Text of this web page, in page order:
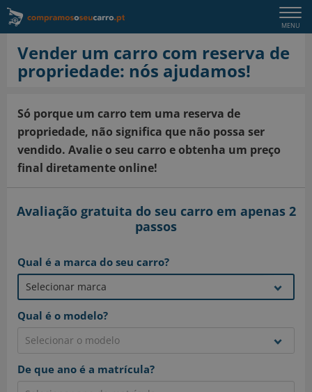
MENU
Vender um carro com reserva de
propriedade: nós ajudamos!
Só porque um carro tem uma reserva de
propriedade, não significa que não possa ser
vendido. Avalie o seu carro e obtenha um preço
final diretamente online!
Avaliação gratuita do seu carro em apenas 2
passos
Qual é a marca do seu carro?
Qual é o modelo?
De que ano é a matrícula?